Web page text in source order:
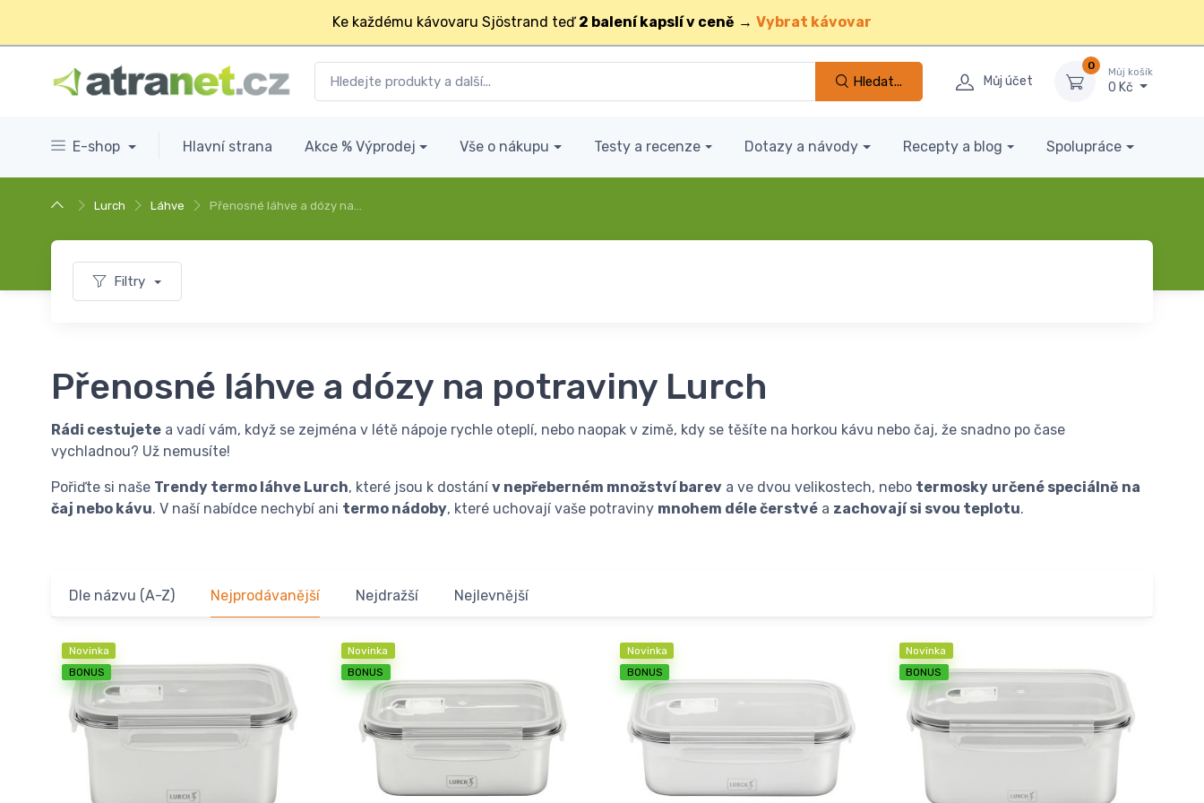
Ke každému kávovaru Sjöstrand teď 2 balení kapslí v ceně → Vybrat kávovar
Hledat... Můj účet
0
Můj košík
0 Kč
E-shop Hlavní strana Akce % Výprodej Vše o nákupu Testy a recenze Dotazy a návody Recepty a blog Spolupráce
Lurch Láhve Přenosné láhve a dózy na…
Filtry
Přenosné láhve a dózy na potraviny Lurch
Rádi cestujete a vadí vám, když se zejména v létě nápoje rychle oteplí, nebo naopak v zimě, kdy se těšíte na horkou kávu nebo čaj, že snadno po čase
vychladnou? Už nemusíte!
Pořiďte si naše Trendy termo láhve Lurch, které jsou k dostánív nepřeberném množství barev a ve dvou velikostech, nebo termosky určené speciálně na
čaj nebo kávu. V naší nabídce nechybí ani termo nádoby, které uchovají vaše potraviny mnohem déle čerstvé a zachovají si svou teplotu.
Dle názvu (A-Z) Nejprodávanější Nejdražší Nejlevnější
Novinka
BONUS
Novinka
BONUS
Novinka
BONUS
Novinka
BONUS